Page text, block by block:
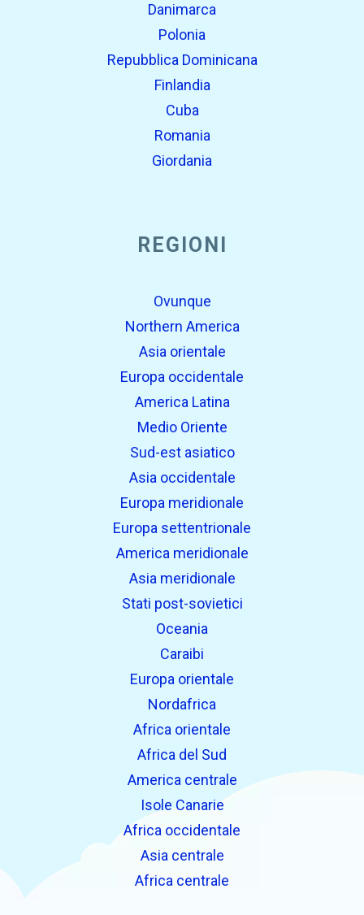
Danimarca
Polonia
Repubblica Dominicana
Finlandia
Cuba
Romania
Giordania
REGIONI
Ovunque
Northern America
Asia orientale
Europa occidentale
America Latina
Medio Oriente
Sud-est asiatico
Asia occidentale
Europa meridionale
Europa settentrionale
America meridionale
Asia meridionale
Stati post-sovietici
Oceania
Caraibi
Europa orientale
Nordafrica
Africa orientale
Africa del Sud
America centrale
Isole Canarie
Africa occidentale
Asia centrale
Africa centrale